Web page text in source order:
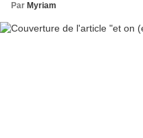
Par Myriam